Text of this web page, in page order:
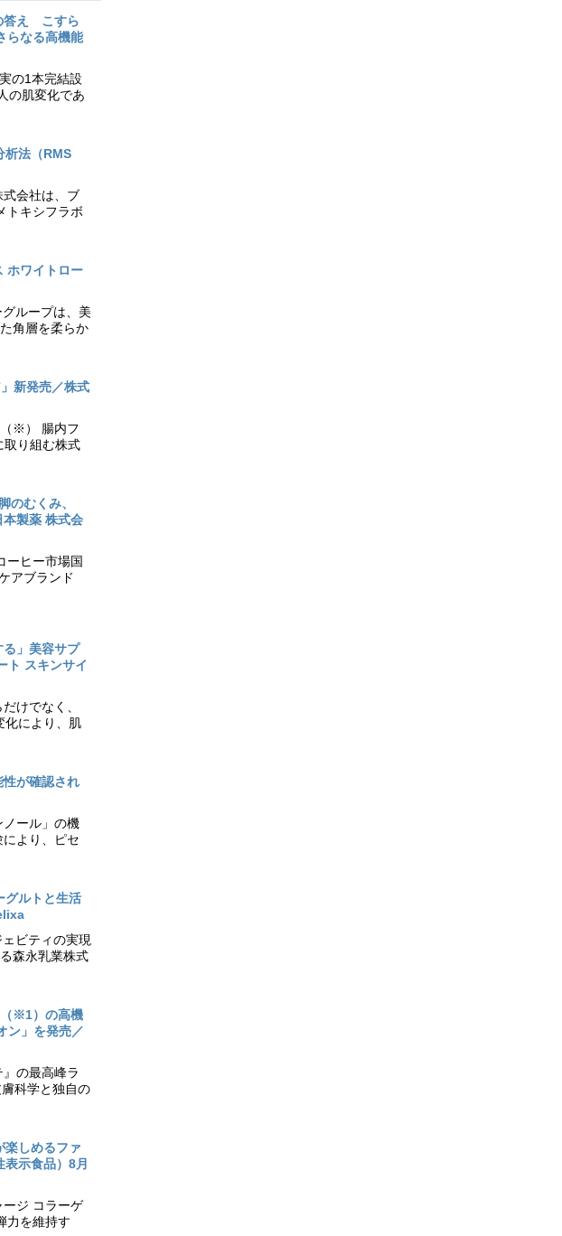
答え こすら
らなる高機能
の1本完結設
の肌変化であ
析法（RMS
会社は、ブ
トキシフラボ
ホワイトロー
ループは、美
角層を柔らか
新発売／株式
（※） 腸内フ
取り組む株式
のむくみ、
製薬 株式会
ーヒー市場国
アブランド
」美容サプ
ト スキンサイ
けでなく、
化により、肌
性が確認され
ール」の機
より、ピセ
グルトと生活
ビティの実現
森永乳業株式
※1）の高機
ン」を発売／
の最高峰ラ
科学と独自の
楽しめるファ
表示食品）8月
ジ コラーゲ
力を維持す